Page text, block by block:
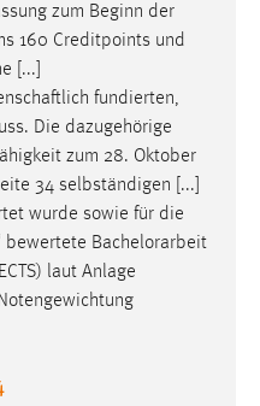
zum Beginn der
160 Creditpoints und
[...]
fundierten,
Die dazugehörige
zum 28. Oktober
34 selbständigen [...]
wurde sowie für die
bewertete Bachelorarbeit
laut Anlage